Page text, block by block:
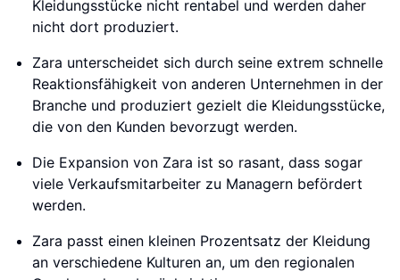
Kleidungsstücke nicht rentabel und werden daher
nicht dort produziert.
Zara unterscheidet sich durch seine extrem schnelle
Reaktionsfähigkeit von anderen Unternehmen in der
Branche und produziert gezielt die Kleidungsstücke,
die von den Kunden bevorzugt werden.
Die Expansion von Zara ist so rasant, dass sogar
viele Verkaufsmitarbeiter zu Managern befördert
werden.
Zara passt einen kleinen Prozentsatz der Kleidung
an verschiedene Kulturen an, um den regionalen